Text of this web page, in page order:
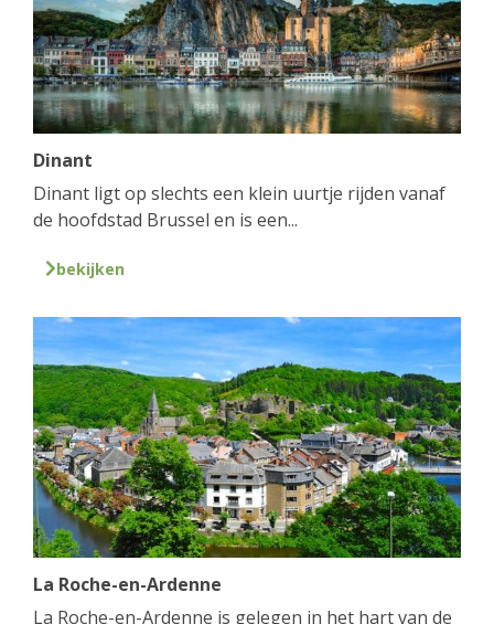
Dinant
Dinant ligt op slechts een klein uurtje rijden vanaf
de hoofdstad Brussel en is een...
bekijken
La Roche-en-Ardenne
La Roche-en-Ardenne is gelegen in het hart van de